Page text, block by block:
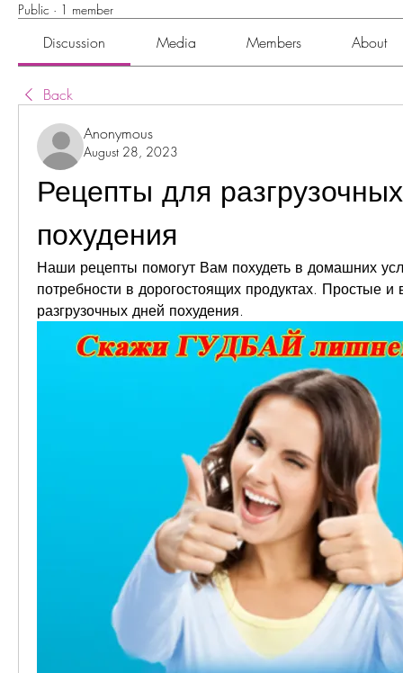
Public · 1 member
Discussion Media Members About
Back
Anonymous
August 28, 2023
Рецепты для
похудения
Наши рецепты помогут Вам похудеть в домашних
потребности в дорогостоящих продуктах. Простые
разгрузочных дней похудения.